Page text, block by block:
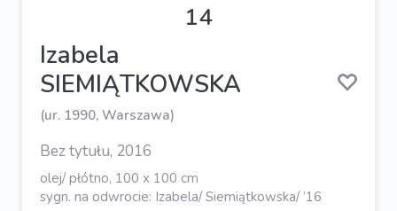
14
Izabela
SIEMIĄTKOWSKA
(ur. 1990, Warszawa)
Bez tytułu, 2016
olej/ płótno, 100 x 100 cm
sygn. na odwrocie: Izabela/ Siemiątkowska/ ’16